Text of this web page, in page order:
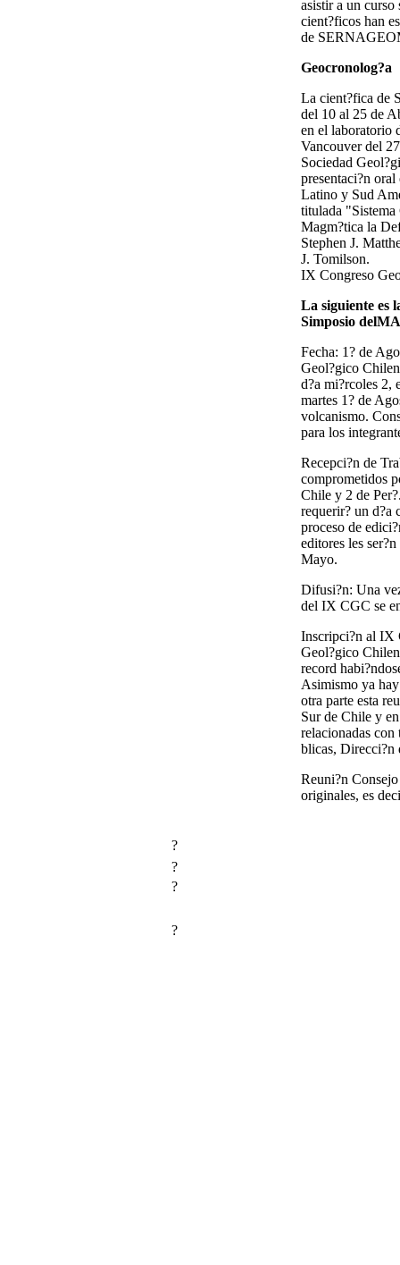
asistir a un
cient?ficos han
de
Geocronolog?a
La cient?fica de
del 10 al 25 de
en el laboratorio
Vancouver del
Sociedad
presentaci?n
Latino y Sud
titulada
Magm?tica la
Stephen J.
J. Tomilson.
IX Congreso
La siguiente es
Simposio
Fecha: 1? de
Geol?gico
d?a mi?rcoles 2,
martes 1? de
volcanismo.
para los
Recepci?n de
comprometidos
Chile y 2 de
requerir? un d?a
proceso de
editores les
Mayo.
Difusi?n: Una
del IX CGC se
Inscripci?n al IX
Geol?gico
record
Asimismo ya
otra parte esta
Sur de Chile y
relacionadas con
blicas, Direcci?n
Reuni?n
originales, es
?
?
?
?